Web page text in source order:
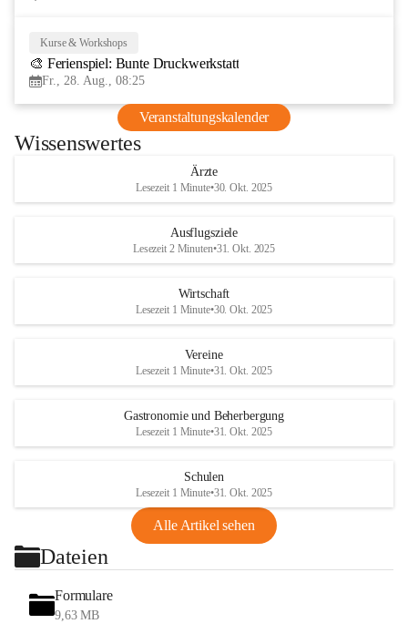
Kurse & Workshops
🎨 Ferienspiel: Bunte Druckwerkstatt
Fr., 28. Aug., 08:25
Veranstaltungskalender
Wissenswertes
Ärzte
Lesezeit 1 Minute•30. Okt. 2025
Ausflugsziele
Lesezeit 2 Minuten•31. Okt. 2025
Wirtschaft
Lesezeit 1 Minute•30. Okt. 2025
Vereine
Lesezeit 1 Minute•31. Okt. 2025
Gastronomie und Beherbergung
Lesezeit 1 Minute•31. Okt. 2025
Schulen
Lesezeit 1 Minute•31. Okt. 2025
Alle Artikel sehen
Dateien
Formulare
9,63 MB